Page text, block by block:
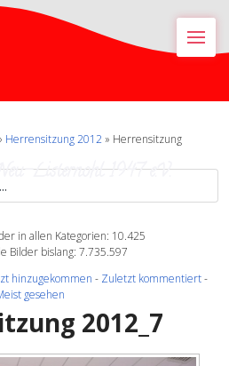
Listernohl 1947 e.V.
Herrensitzung 2012 » Herrensitzung
in allen Kategorien: 10.425
Bilder bislang: 7.735.597
hinzugekommen - Zuletzt kommentiert-
gesehen
2012_7